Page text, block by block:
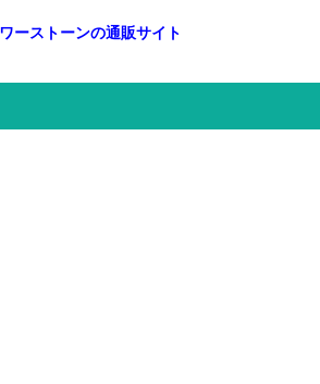
ーストーンの通販サイト